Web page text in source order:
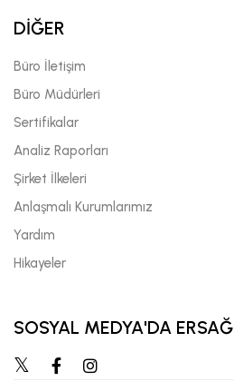
DİĞER
Büro İletişim
Büro Müdürleri
Sertifikalar
Analiz Raporları
Şirket İlkeleri
Anlaşmalı Kurumlarımız
Yardım
Hikayeler
SOSYAL MEDYA'DA ERSAĞ